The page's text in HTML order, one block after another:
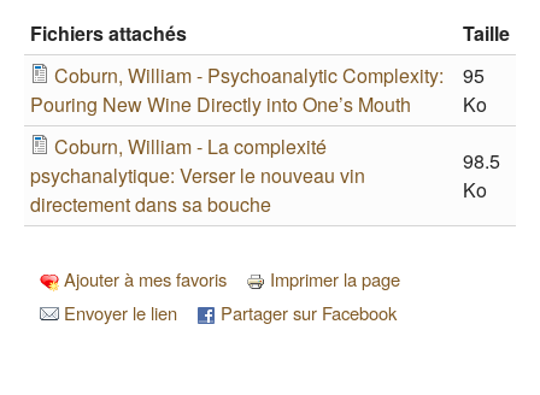
Fichiers attachés
Taille
Coburn, William - Psychoanalytic Complexity:
Pouring New Wine Directly into One’s Mouth
95
Ko
Coburn, William - La complexité
psychanalytique: Verser le nouveau vin
directement dans sa bouche
98.5
Ko
Ajouter à mes favoris
Imprimer la page
Envoyer le lien
Partager sur Facebook